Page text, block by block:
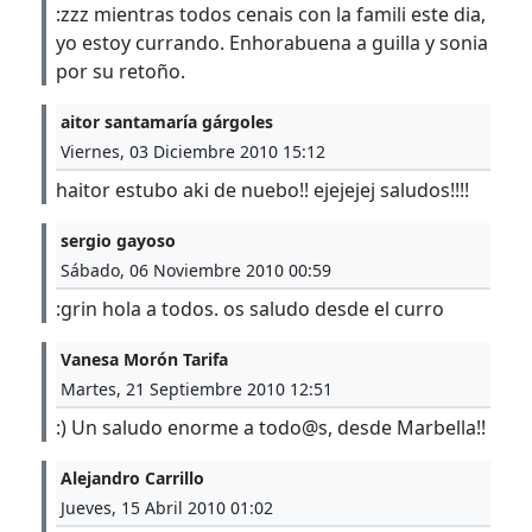
:zzz mientras todos cenais con la famili este dia,
yo estoy currando. Enhorabuena a guilla y sonia
por su retoño.
aitor santamaría gárgoles
Viernes, 03 Diciembre 2010 15:12
haitor estubo aki de nuebo!! ejejejej saludos!!!!
sergio gayoso
Sábado, 06 Noviembre 2010 00:59
:grin hola a todos. os saludo desde el curro
Vanesa Morón Tarifa
Martes, 21 Septiembre 2010 12:51
:) Un saludo enorme a todo@s, desde Marbella!!
Alejandro Carrillo
Jueves, 15 Abril 2010 01:02